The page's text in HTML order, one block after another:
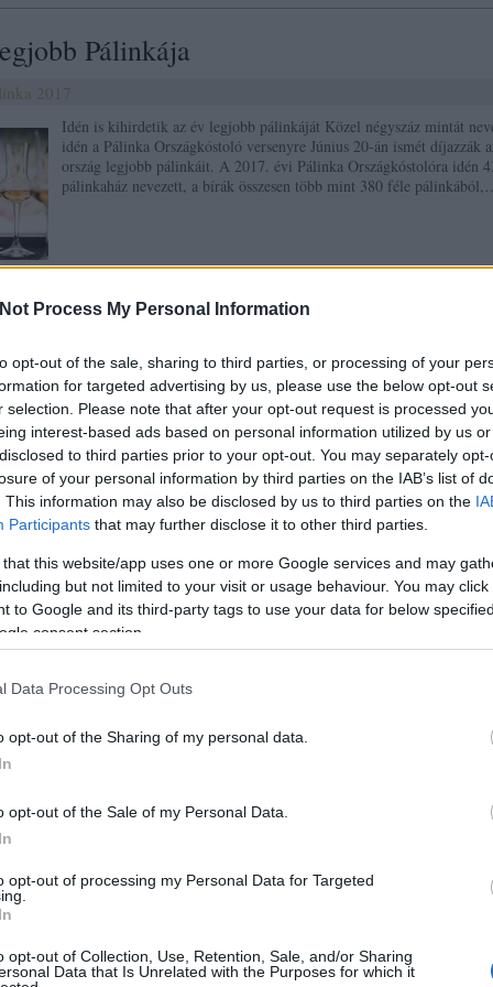
Process My Personal Information
opt-out of the sale, sharing to third parties, or processing of your
for targeted advertising by us, please use the below opt-out
selection. Please note that after your opt-out request is processed
interest-based ads based on personal information utilized by us
to third parties prior to your opt-out. You may separately
of your personal information by third parties on the IAB’s list of
This information may also be disclosed by us to third parties on the
Participants that may further disclose it to other third parties.
that this website/app uses one or more Google services and may
but not limited to your visit or usage behaviour. You may
to Google and its third-party tags to use your data for below
consent section.
Data Processing Opt Outs
opt-out of the Sharing of my personal data.
opt-out of the Sale of my Personal Data.
opt-out of processing my Personal Data for Targeted
opt-out of Collection, Use, Retention, Sale, and/or Sharing
Data that Is Unrelated with the Purposes for which it
Pálinkája
2017
Idén is kihirdetik az év legjobb pálinkáját Közel négyszáz mintát
idén a Pálinka Országkóstoló versenyre Június 20-án ismét díjazzák
ország legjobb pálinkáit. A 2017. évi Pálinka Országkóstolóra idén
pálinkaház nevezett, a bírák összesen több mint 380 féle
a Nyóckerben!
bor
Hazajöttek a svájci tutiból, hogy a Nyóckerben nyissanak
Imre üzleti terv nélkül, vállalkozói hedonizmusból, minden
pénzüket kockára téve vágott bele a budapesti kalandba. Pedig
megpróbálta őket erről lebeszélni " Anyukám sírt, amikor
hogy…
Tetszik 0